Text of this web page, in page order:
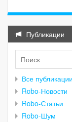
Публикации
Все публикации
Robo-Новости
Robo-Статьи
Robo-Шум